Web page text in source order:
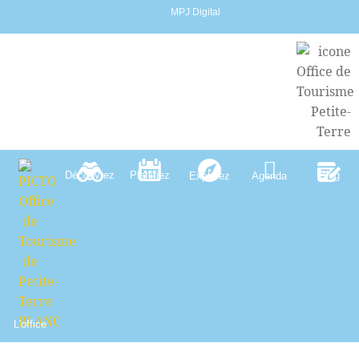
MPJ Digital
L'office
Découvrez Planifiez Explorez Agenda Blog